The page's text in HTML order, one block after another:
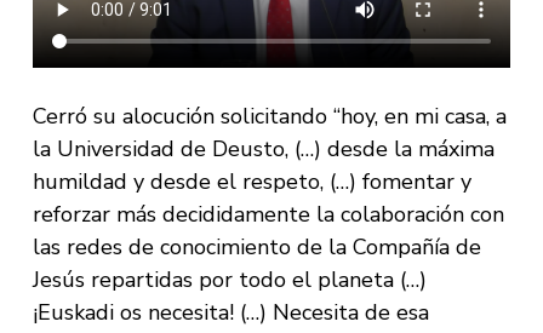
Cerró su alocución solicitando “hoy, en mi casa, a
la Universidad de Deusto, (…) desde la máxima
humildad y desde el respeto, (…) fomentar y
reforzar más decididamente la colaboración con
las redes de conocimiento de la Compañía de
Jesús repartidas por todo el planeta (…)
¡Euskadi os necesita! (…) Necesita de esa